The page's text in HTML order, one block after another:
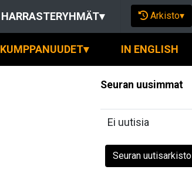
HARRASTERYHMÄT▾ Arkisto▾
KUMPPANUUDET▾ IN ENGLISH
Seuran uusimmat
Ei uutisia
Seuran uutisarkisto